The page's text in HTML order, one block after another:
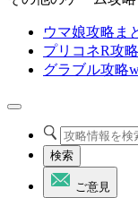
ウマ娘攻略ま
プリコネR攻
グラブル攻略
検索
ご意見